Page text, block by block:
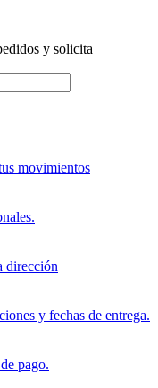
y solicita
movimientos
dirección
y fechas de entrega.
pago.